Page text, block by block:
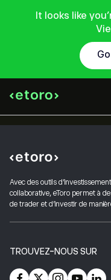
It looks like
Avec des outils
collaborative, eToro permet à
de trader et d'investir de
TROUVEZ-NOUS SUR